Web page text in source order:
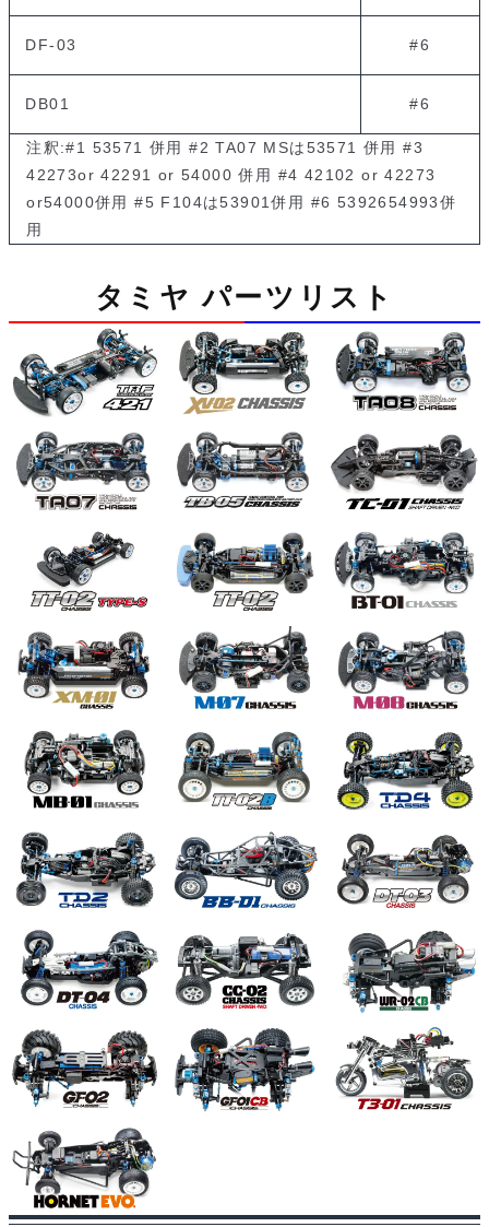
DF-03 #6
DB01 #6
注釈:#1 53571 併用 #2 TA07 MSは53571 併用 #3
42273or 42291 or 54000 併用 #4 42102 or 42273
or54000併用 #5 F104は53901併用 #6 5392654993併
用
タミヤ パーツリスト